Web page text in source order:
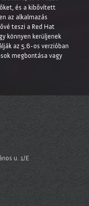
és a kibővített
az alkalmazás
teszi a Red Hat
könnyen kerüljenek
az 5.6-os verzióban
megbontása vagy
u. 1/E